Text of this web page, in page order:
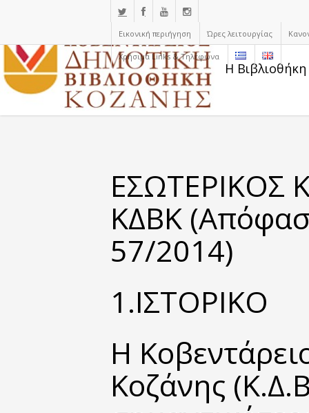
Εικονική περιήγηση Ώρες λειτουργίας
Χρήσιμα Links & Τηλέφωνα
Η
EΣΩΤΕΡΙΚΟΣ
ΚΔΒΚ
57/2014)
1.ΙΣΤΟΡΙΚΟ
Η
Κοζάνης